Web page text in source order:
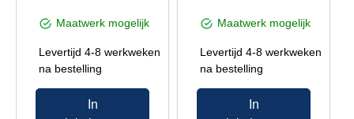
Maatwerk mogelijk
Levertijd 4-8 werkweken
na bestelling
In
Maatwerk mogelijk
Levertijd 4-8 werkweken
na bestelling
In